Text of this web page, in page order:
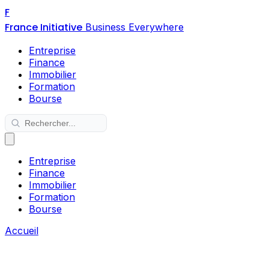
F
France Initiative Business Everywhere
Entreprise
Finance
Immobilier
Formation
Bourse
Entreprise
Finance
Immobilier
Formation
Bourse
Accueil